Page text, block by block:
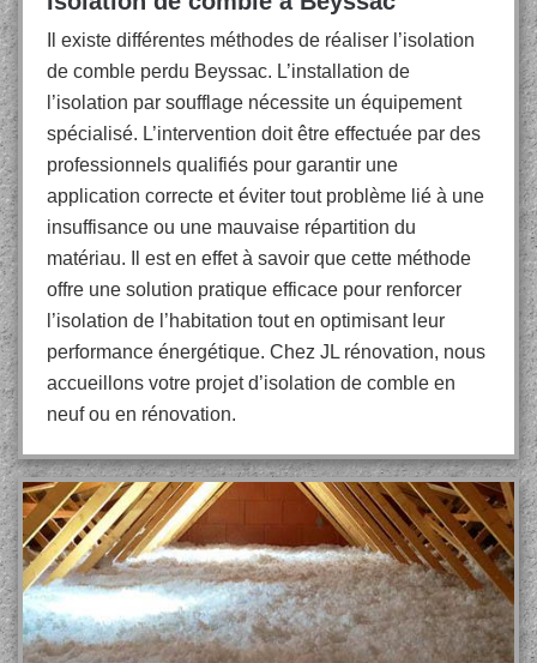
Il existe différentes méthodes de réaliser l’isolation
de comble perdu Beyssac. L’installation de
l’isolation par soufflage nécessite un équipement
spécialisé. L’intervention doit être effectuée par des
professionnels qualifiés pour garantir une
application correcte et éviter tout problème lié à une
insuffisance ou une mauvaise répartition du
matériau. Il est en effet à savoir que cette méthode
offre une solution pratique efficace pour renforcer
l’isolation de l’habitation tout en optimisant leur
performance énergétique. Chez JL rénovation, nous
accueillons votre projet d’isolation de comble en
neuf ou en rénovation.